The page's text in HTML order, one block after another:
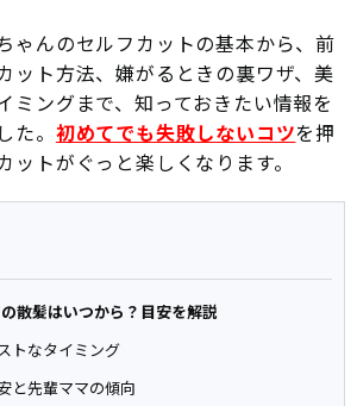
ゃんのセルフカットの基本から、前
ット方法、嫌がるときの裏ワザ、美
ミングまで、知っておきたい情報を
。 初めてでも失敗しないコツを押
ットがぐっと楽しくなります。
散髪はいつから？目安を解説
トなタイミング
と先輩ママの傾向